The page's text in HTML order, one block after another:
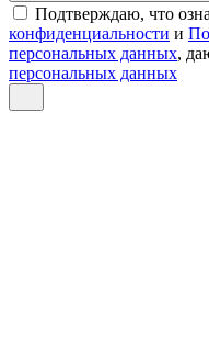
Подтверждаю, что
конфиденциальности и
персональных данных,
персональных данных